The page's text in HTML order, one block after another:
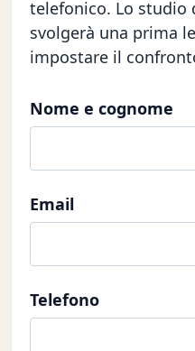
telefonico. Lo studio
svolgerà una prima
impostare il
Nome e cognome
Email
Telefono